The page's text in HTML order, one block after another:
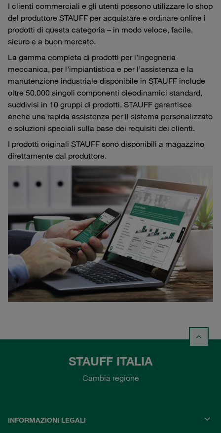
I clienti commerciali e gli utenti possono utilizzare lo shop
del produttore STAUFF per acquistare e ordinare online i
prodotti di questa categoria – in modo veloce, facile,
sicuro e a buon mercato.
La gamma completa di prodotti per l’ingegneria
meccanica, per l'impiantistica e per l’assistenza e la
manutenzione industriale disponibile in STAUFF include
oltre 50.000 singoli componenti oleodinamici standard,
suddivisi in 10 gruppi di prodotti. STAUFF garantisce
anche una rapida assistenza per il sistema personalizzato
e soluzioni speciali sulla base dei requisiti dei clienti.
I prodotti originali STAUFF sono disponibili a magazzino
direttamente dal produttore.
STAUFF ITALIA
Cambia regione
INFORMAZIONI LEGALI